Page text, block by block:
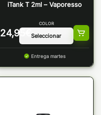
iTank T 2ml – Vaporesso
24,95
COLOR
Entrega martes